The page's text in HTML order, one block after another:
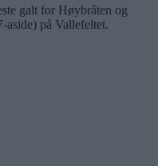
galt for Høybråten og
aside) på Vallefeltet.